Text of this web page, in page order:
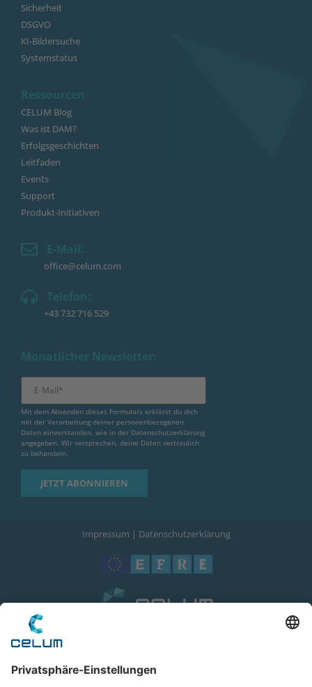
Sicherheit
DSGVO
KI-Bildersuche
Systemstatus
Ressourcen
CELUM Blog
Was ist DAM?
Erfolgsgeschichten
Leitfaden
Events
Support
Produkt-Initiativen
E-Mail:
office@celum.com
Telefon:
+43 732 716 529
Monatlicher Newsletter:
Mit dem Absenden dieses Formulars erklärst du dich
mit der Verarbeitung deiner personenbezogenen
Daten einverstanden, wie in der Datenschutzerklärung
angegeben. Wir versprechen, deine Daten vertraulich
zu behandeln.
Impressum | Datenschutzerklärung